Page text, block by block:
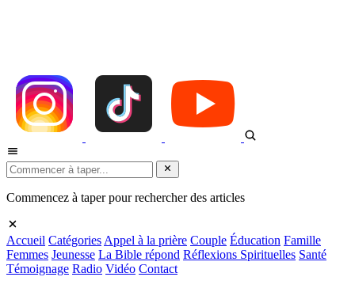
Commencez à taper pour rechercher des articles
Accueil Catégories Appel à la prière Couple Éducation Famille
Femmes Jeunesse La Bible répond Réflexions Spirituelles Santé
Témoignage Radio Vidéo Contact